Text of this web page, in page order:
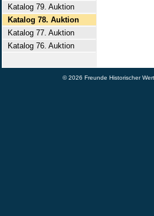
Katalog 79. Auktion
Katalog 78. Auktion
Katalog 77. Auktion
Katalog 76. Auktion
© 2026 Freunde Historischer